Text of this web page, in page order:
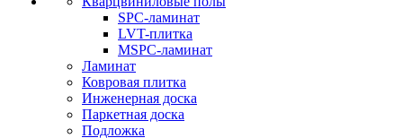
SPC-ламинат
LVT-плитка
MSPC-ламинат
Ламинат
Ковровая плитка
Инженерная доска
Паркетная доска
Подложка